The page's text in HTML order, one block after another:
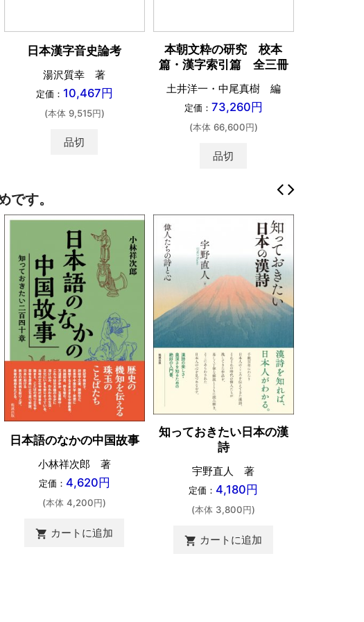
日本漢字音史論考
湯沢質幸 著
定価： 10,467円
(本体 9,515円)
品切
本朝文粋の研究 校本
篇・漢字索引篇 全三冊
土井洋一・中尾真樹 編
定価： 73,260円
(本体 66,600円)
品切
す。
日本語のなかの中国故事
小林祥次郎 著
定価： 4,620円
(本体 4,200円)
shopping_cart カートに追加
知っておきたい日本の漢
詩
宇野直人 著
定価： 4,180円
(本体 3,800円)
shopping_cart カートに追加